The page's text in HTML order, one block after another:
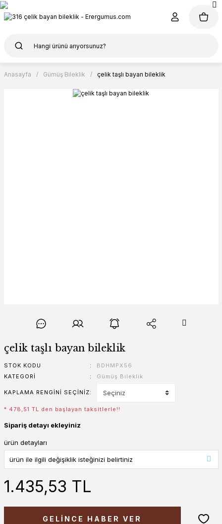
Anasayfa Gümüş Bileklik çelik taşlı bayan bileklik
çelik taşlı bayan bileklik
STOK KODU
BDHMPX56
KATEGORI
Gümüş Bileklik
KAPLAMA RENGINI SEÇINIZ
* 478,51 TL den başlayan taksitlerle!!
Sipariş detayı ekleyiniz
ürün detayları
1.435,53 TL
GELİNCE HABER VER